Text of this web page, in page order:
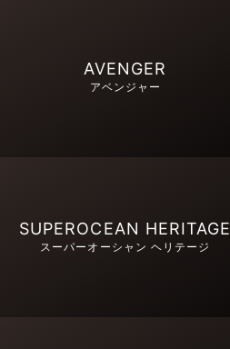
AVENGER
アベンジャー
SUPEROCEAN HERITAGE
スーパーオーシャン ヘリテージ